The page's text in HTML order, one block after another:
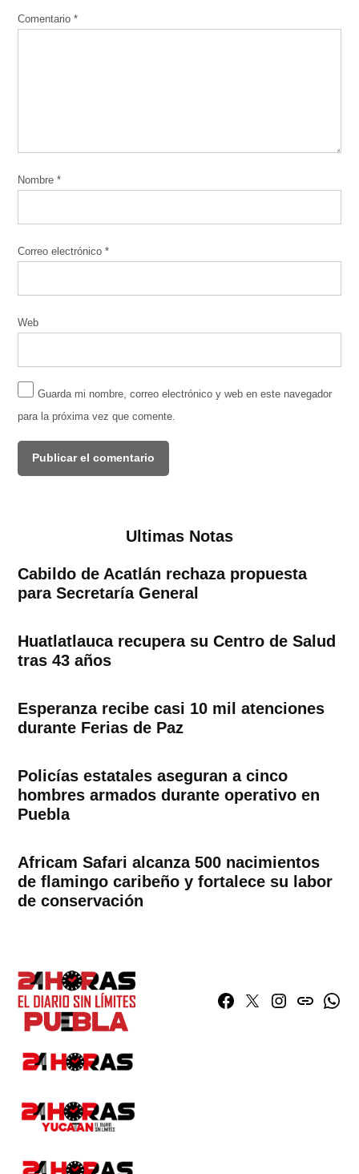
Comentario*
Nombre*
Correo electrónico*
Web
Guarda mi nombre, correo electrónico y web en este navegador
para la próxima vez que comente.
Ultimas Notas
Cabildo de Acatlán rechaza propuesta
para Secretaría General
Huatlatlauca recupera su Centro de Salud
tras 43 años
Esperanza recibe casi 10 mil atenciones
durante Ferias de Paz
Policías estatales aseguran a cinco
hombres armados durante operativo en
Puebla
Africam Safari alcanza 500 nacimientos
de flamingo caribeño y fortalece su labor
de conservación
Facebook
TwitterInstagram
issuu